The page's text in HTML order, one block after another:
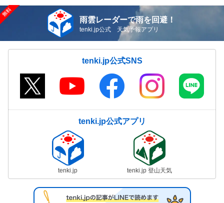
雨雲レーダーで雨を回避！
tenki.jp公式 天気予報アプリ
tenki.jp公式SNS
tenki.jp公式アプリ
tenki.jp tenki.jp 登山天気